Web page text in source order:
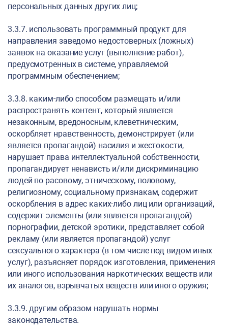
персональных данных других лиц;
3.3.7. использовать программный продукт для
направления заведомо недостоверных (ложных)
заявок на оказание услуг (выполнение работ),
предусмотренных в системе, управляемой
программным обеспечением;
3.3.8. каким-либо способом размещать и/или
распространять контент, который является
незаконным, вредоносным, клеветническим,
оскорбляет нравственность, демонстрирует (или
является пропагандой) насилия и жестокости,
нарушает права интеллектуальной собственности,
пропагандирует ненависть и/или дискриминацию
людей по расовому, этническому, половому,
религиозному, социальному признакам, содержит
оскорбления в адрес каких-либо лиц или организаций,
содержит элементы (или является пропагандой)
порнографии, детской эротики, представляет собой
рекламу (или является пропагандой) услуг
сексуального характера (в том числе под видом иных
услуг), разъясняет порядок изготовления, применения
или иного использования наркотических веществ или
их аналогов, взрывчатых веществ или иного оружия;
3.3.9. другим образом нарушать нормы
законодательства.